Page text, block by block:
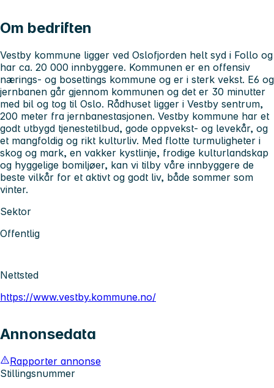
Om bedriften
Vestby kommune ligger ved Oslofjorden helt syd i Follo og
har ca. 20 000 innbyggere. Kommunen er en offensiv
nærings- og bosettings kommune og er i sterk vekst. E6 og
jernbanen går gjennom kommunen og det er 30 minutter
med bil og tog til Oslo. Rådhuset ligger i Vestby sentrum,
200 meter fra jernbanestasjonen. Vestby kommune har et
godt utbygd tjenestetilbud, gode oppvekst- og levekår, og
et mangfoldig og rikt kulturliv. Med flotte turmuligheter i
skog og mark, en vakker kystlinje, frodige kulturlandskap
og hyggelige bomiljøer, kan vi tilby våre innbyggere de
beste vilkår for et aktivt og godt liv, både sommer som
vinter.
Sektor
Offentlig
Nettsted
https://www.vestby.kommune.no/
Annonsedata
Rapporter annonse
Stillingsnummer